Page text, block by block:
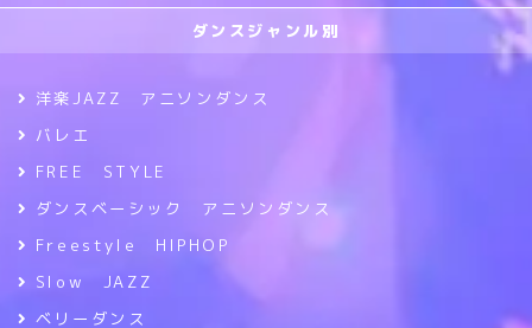
ダンスジャンル別
洋楽JAZZ アニソンダンス
バレエ
FREE STYLE
ダンスベーシック アニソンダンス
Freestyle HIPHOP
Slow JAZZ
ベリーダンス